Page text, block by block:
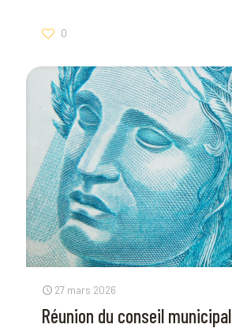
0
27 mars 2026
Réunion du conseil municipal